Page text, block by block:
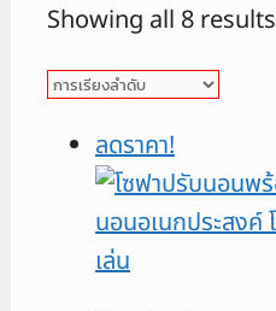
Showing all 8 results
ลดราคา!